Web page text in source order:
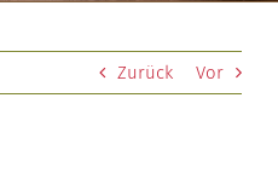
Zurück Vor